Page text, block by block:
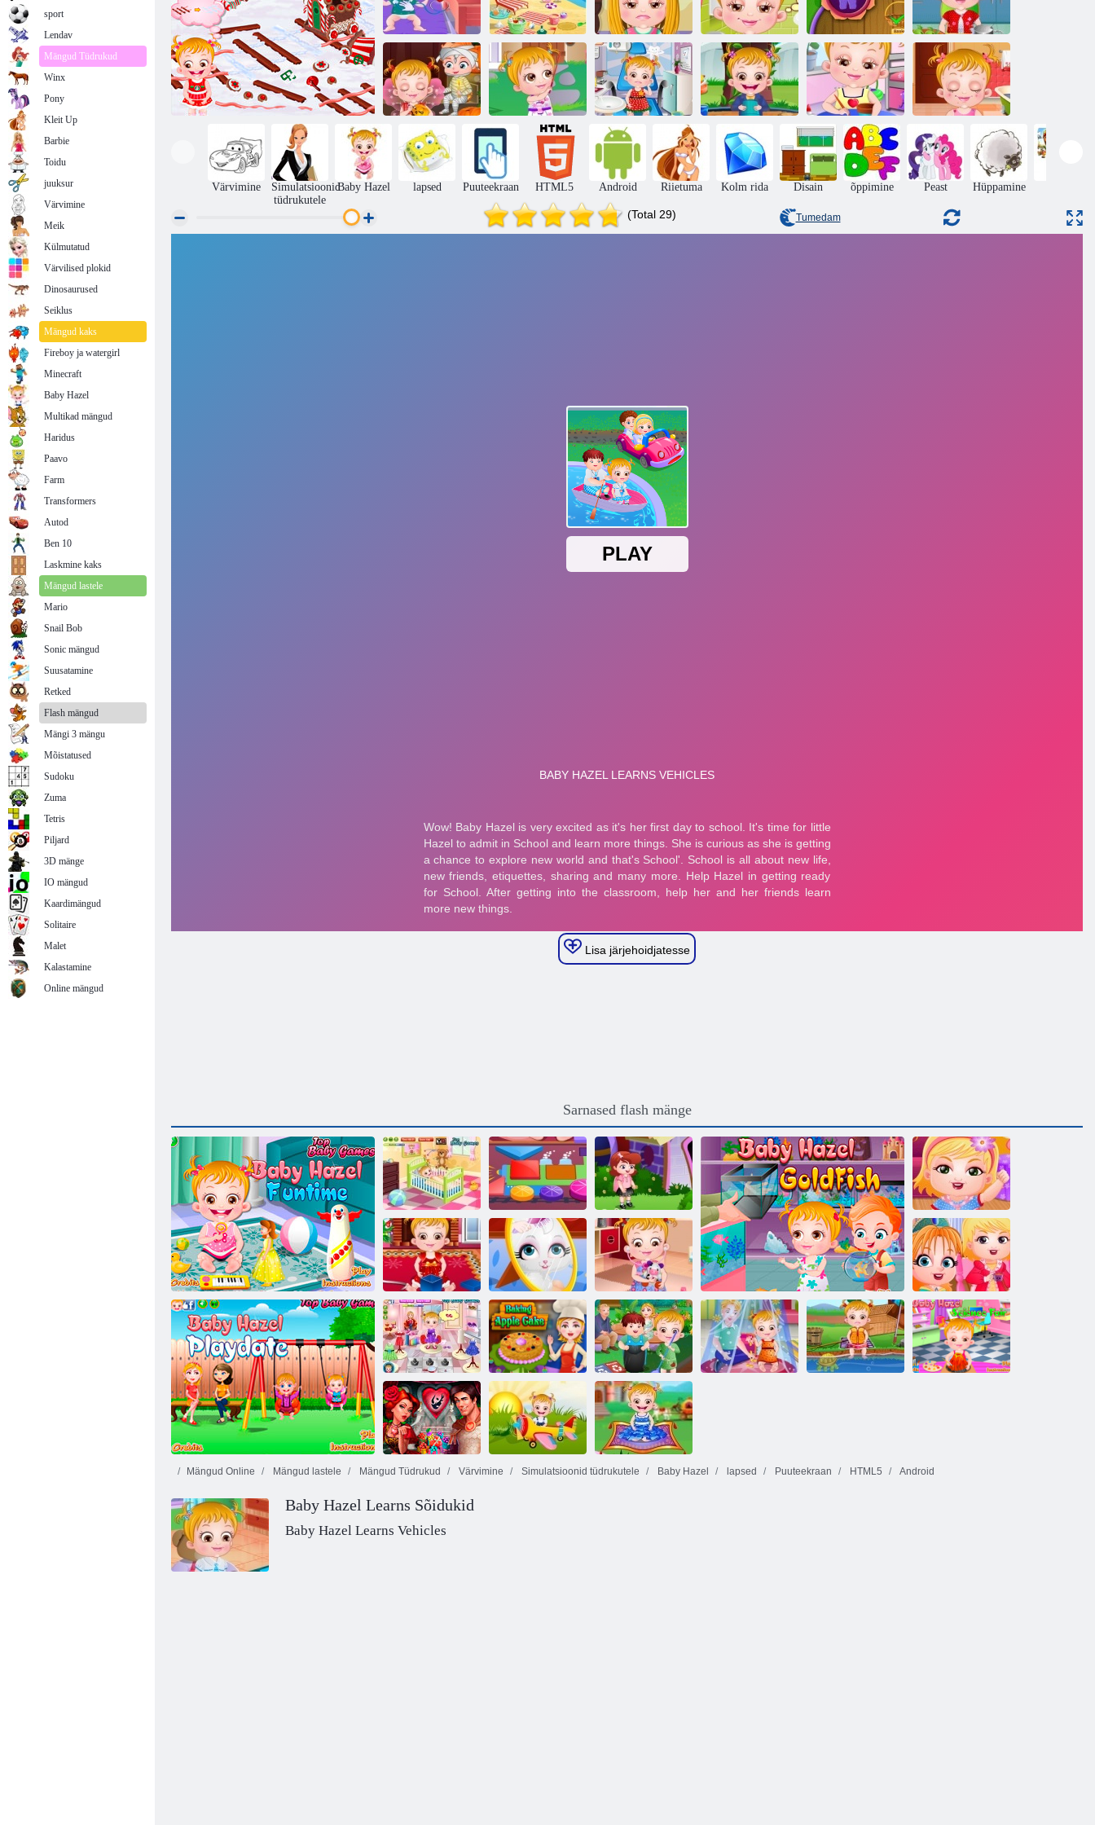
Beebi sarapuu
läheb haigeks
Beebi sarapuu
rannas
Baby Hazel
juuksehooldus
Beebi sarapuu
voodi aeg
Baby sarapuu
aiandus aeg
Baby Hazel
Magu Care
Beebi sarapuu
halloweeni pidu
Baby Hazel
Backyard Pidu
Beebi sarapuu
hambaravi
Baby Hazel
hügieeni
hooldus
Baby Hazel
Craft aeg
Beebi sarapuu
nahaprobleemid
Värvimine
Simulatsioonid
tüdrukutele
Baby Hazel lapsed Puuteekraan HTML5 Android Riietuma Kolm rida Disain õppimine Peast Hüppamine
(Total 29) Tumedam
Lisa järjehoidjatesse
Sarnased flash mänge
Beebi lõbusalt aega
Baby Hazel
harjamise aeg
Baby Hazel
Õpib Kujundid
Baby Hazel
koolieelsete
Baby Hazel
pahandust aeg
Baby Hazel
Jõuluaeg
Baby Hazel -
ulakas kass
Beebi sarapuu
arst mängima
Baby Hazel
teejoomine
Beebi sarapuu
lilletüdruk
Küpsetamine
õunakook
Baby Hazel
Maapäev
Rüütlid ja
pruudid
Mängud Online Mängud lastele Mängud Tüdrukud Värvimine Simulatsioonid tüdrukutele Baby Hazel lapsed Puuteekraan HTML5 Android
Baby Hazel Learns Sõidukid
Baby Hazel Learns Vehicles
sport
Lendav
Mängud Tüdrukud
Winx
Pony
Kleit Up
Barbie
Toidu
juuksur
Värvimine
Meik
Külmutatud
Värvilised plokid
Dinosaurused
Seiklus
Mängud kaks
Fireboy ja watergirl
Minecraft
Baby Hazel
Multikad mängud
Haridus
Paavo
Farm
Transformers
Autod
Ben 10
Laskmine kaks
Mängud lastele
Mario
Snail Bob
Sonic mängud
Suusatamine
Retked
Flash mängud
Mängi 3 mängu
Mõistatused
Sudoku
Zuma
Tetris
Piljard
3D mänge
IO mängud
Kaardimängud
Solitaire
Malet
Kalastamine
Online mängud